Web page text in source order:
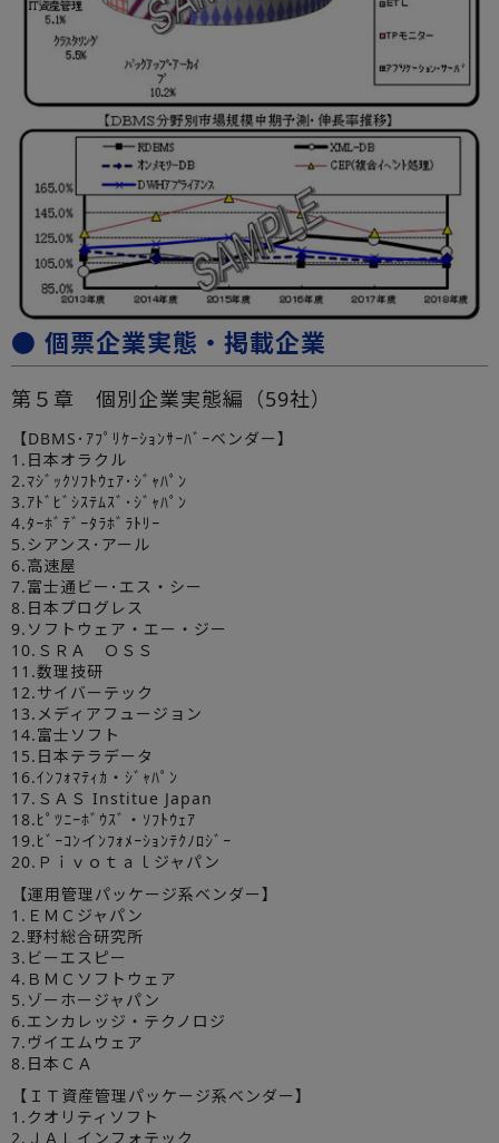
● 個票企業実態・掲載企業
第５章 個別企業実態編（59社）
【DBMS･ｱﾌﾟﾘｹｰｼｮﾝｻｰﾊﾞｰベンダー】
1.日本オラクル
2.ﾏｼﾞｯｸｿﾌﾄｳｪｱ･ｼﾞｬﾊﾟﾝ
3.ｱﾄﾞﾋﾞｼｽﾃﾑｽﾞ･ｼﾞｬﾊﾟﾝ
4.ﾀｰﾎﾞﾃﾞｰﾀﾗﾎﾞﾗﾄﾘｰ
5.シアンス･アール
6.高速屋
7.富士通ビー･エス・シー
8.日本プログレス
9.ソフトウェア・エー・ジー
10.ＳＲＡ ＯＳＳ
11.数理技研
12.サイバーテック
13.メディアフュージョン
14.富士ソフト
15.日本テラデータ
16.ｲﾝﾌｫﾏﾃｨｶ・ｼﾞｬﾊﾟﾝ
17.ＳＡＳ Institue Japan
18.ﾋﾟﾂﾆｰﾎﾞｳｽﾞ・ｿﾌﾄｳｪｱ
19.ﾋﾞｰｺﾝイﾝﾌｫﾒｰｼｮﾝﾃｸﾉﾛｼﾞｰ
20.Ｐｉｖｏｔａｌジャパン
【運用管理パッケージ系ベンダー】
1.ＥＭＣジャパン
2.野村総合研究所
3.ビーエスピー
4.ＢＭＣソフトウェア
5.ゾーホージャパン
6.エンカレッジ・テクノロジ
7.ヴイエムウェア
8.日本ＣＡ
【ＩＴ資産管理パッケージ系ベンダー】
1.クオリティソフト
2.ＪＡＬインフォテック